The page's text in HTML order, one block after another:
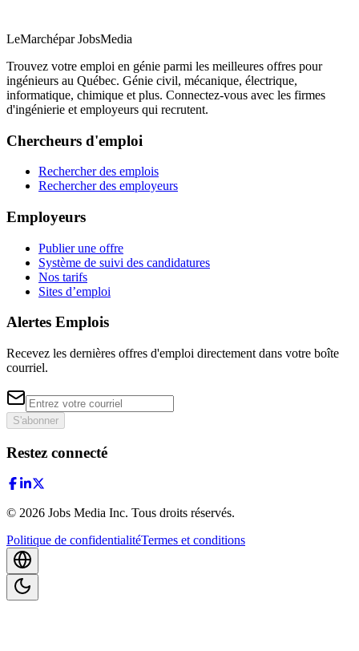
LeMarchépar JobsMedia
Trouvez votre emploi en génie parmi les meilleures offres pour
ingénieurs au Québec. Génie civil, mécanique, électrique,
informatique, chimique et plus. Connectez-vous avec les firmes
d'ingénierie et employeurs qui recrutent.
Chercheurs d'emploi
Rechercher des emplois
Rechercher des employeurs
Employeurs
Publier une offre
Système de suivi des candidatures
Nos tarifs
Sites d’emploi
Alertes Emplois
Recevez les dernières offres d'emploi directement dans votre boîte
courriel.
S'abonner
Restez connecté
© 2026 Jobs Media Inc. Tous droits réservés.
Politique de confidentialitéTermes et conditions